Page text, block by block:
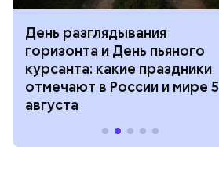
День разглядывания
горизонта и День пьяного
курсанта: какие праздники
отмечают в России и мире 5
августа